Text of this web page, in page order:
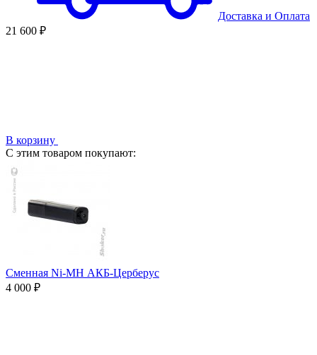
Доставка и Оплата
21 600 ₽
В корзину
С этим товаром покупают:
Сменная Ni-MH АКБ-Церберус
4 000 ₽